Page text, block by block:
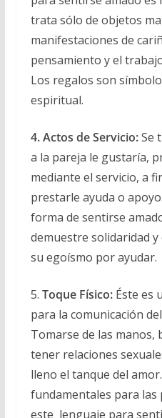
trata sólo de objetos
manifestaciones de
pensamiento y el
Los regalos son
espiritual.
4. Actos de Servicio:Se
a la pareja le gustaría,
mediante el servicio, a
prestarle ayuda o
forma de sentirse
demuestre solidaridad
su egoísmo por ayudar.
5. Toque Físico:Éste es
para la comunicación
Tomarse de las manos,
tener relaciones
lleno el tanque del
fundamentales para
este lenguaje para